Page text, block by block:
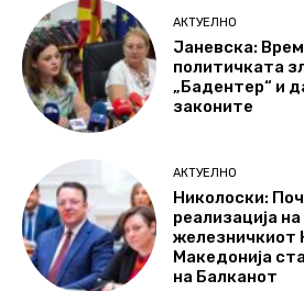
АКТУЕЛНО
Јаневска:
политичката
„Бадентер“ и
законите
АКТУЕЛНО
Николоски:
реализација
железничкиот
Македонија
на Балканот